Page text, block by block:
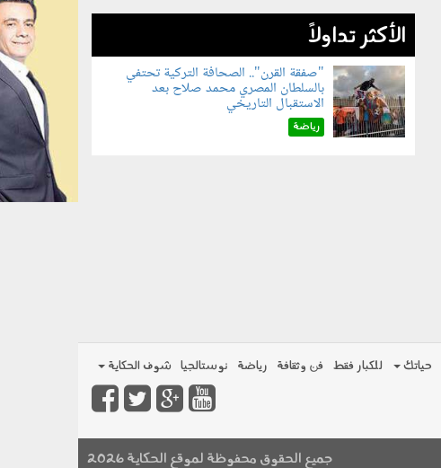
الأكثر تداولاً
070801.jpg
"صفقة القرن".. الصحافة التركية تحتفي
بالسلطان المصري محمد صلاح بعد
الاستقبال التاريخي
رياضة
حياتك للكبار فقط فن وثقافة رياضة نوستالجيا شوف الحكاية
جميع الحقوق محفوظة لموقع الحكاية 2026